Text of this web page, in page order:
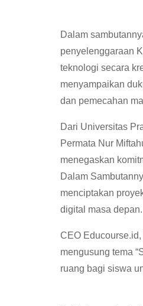
Dalam
penyelenggaraan
teknologi secara
menyampaikan
dan pemecahan
Dari Universitas
Permata Nur
menegaskan
Dalam
menciptakan
digital masa depan.
CEO
mengusung tema
ruang bagi siswa